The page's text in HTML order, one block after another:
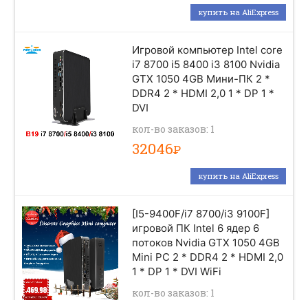
купить на AliExpress
Игровой компьютер Intel core
i7 8700 i5 8400 i3 8100 Nvidia
GTX 1050 4GB Мини-ПК 2 *
DDR4 2 * HDMI 2,0 1 * DP 1 *
DVI
кол-во заказов: 1
32046Р
купить на AliExpress
[I5-9400F/i7 8700/i3 9100F]
игровой ПК Intel 6 ядер 6
потоков Nvidia GTX 1050 4GB
Mini PC 2 * DDR4 2 * HDMI 2,0
1 * DP 1 * DVI WiFi
кол-во заказов: 1